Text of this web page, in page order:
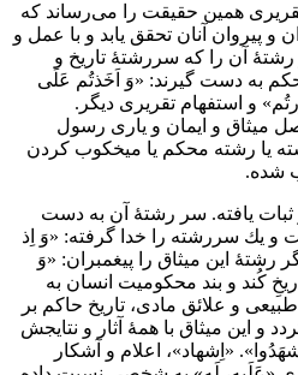
همين حقيقت را مى‌رساند كه
و پيروان آنان تحقق يابد و با عمل و
آن را كه سررشتۀ تاريخ و
به دست گيرند: «وَ اَخَذتُم عَلَى
و استفهام تقريرى ديگر.
ميثاق و ايمان و يارى رسول
يا رشته محكم يا ميخكوب كردن
شده.
ثبات يافته. سر رشتۀ آن به دست
و يك سررشته را خدا گرفته: «وَ اِذ
رشتۀ اين ميثاق را پيغمبران: «وَ
كُند و بند محكوميت انسان به
و علائق مادى، تاريخ حاكم بر
اين ميثاق با همۀ آثار و نتايجش
«اِشهاد»، اعلام و آشكار